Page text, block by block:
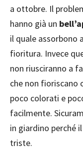
a ottobre. Il
hanno già un
il quale assorbono
fioritura. Invece
non riusciranno a
che non fioriscano
poco colorati e
facilmente.
in giardino perché
triste.